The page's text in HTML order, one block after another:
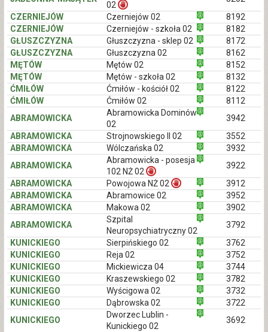
02
CZERNIEJÓW
Czerniejów 02
8192
CZERNIEJÓW
Czerniejów - szkoła 02
8182
GŁUSZCZYZNA
Głuszczyzna - sklep 02
8172
GŁUSZCZYZNA
Głuszczyzna 02
8162
MĘTÓW
Mętów 02
8152
MĘTÓW
Mętów - szkoła 02
8132
ĆMIŁÓW
Ćmiłów - kościół 02
8122
ĆMIŁÓW
Ćmiłów 02
8112
ABRAMOWICKA
Abramowicka Dominów
02
3942
ABRAMOWICKA
Strojnowskiego II 02
3552
ABRAMOWICKA
Wólczańska 02
3932
ABRAMOWICKA
Abramowicka - posesja
102 NŻ 02
3922
ABRAMOWICKA
Powojowa NŻ 02
3912
ABRAMOWICKA
Abramowice 02
3952
ABRAMOWICKA
Makowa 02
3902
ABRAMOWICKA
Szpital
Neuropsychiatryczny 02
3792
KUNICKIEGO
Sierpińskiego 02
3762
KUNICKIEGO
Reja 02
3752
KUNICKIEGO
Mickiewicza 04
3744
KUNICKIEGO
Kraszewskiego 02
3782
KUNICKIEGO
Wyścigowa 02
3732
KUNICKIEGO
Dąbrowska 02
3722
KUNICKIEGO
Dworzec Lublin -
Kunickiego 02
3692